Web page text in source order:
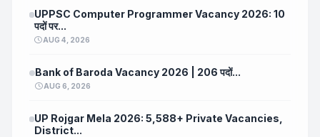
UPPSC Computer Programmer Vacancy 2026: 10
पदों पर...
AUG 4, 2026
Bank of Baroda Vacancy 2026 | 206 पदों...
AUG 6, 2026
UP Rojgar Mela 2026: 5,588+ Private Vacancies,
District...